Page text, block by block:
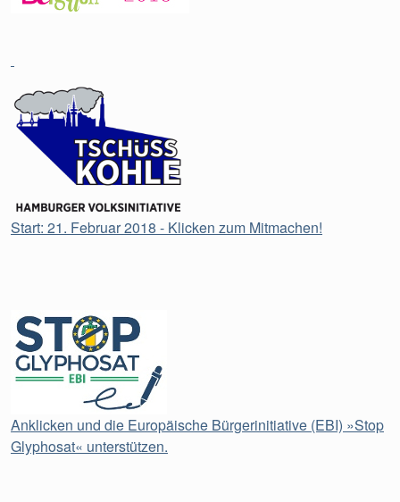
Start: 21. Februar 2018 - Klicken zum Mitmachen!
Anklicken und die Europäische Bürgerinitiative (EBI) »Stop
Glyphosat« unterstützen.